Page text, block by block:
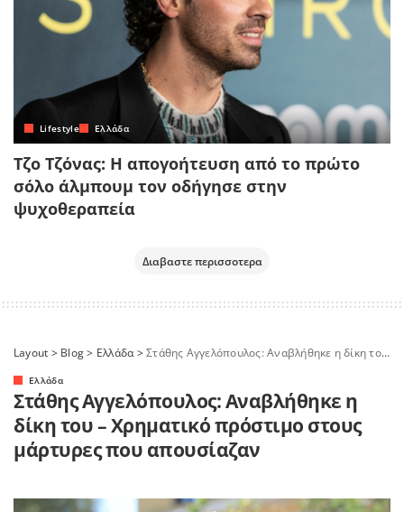
Lifestyle Ελλάδα
Τζο Τζόνας: Η απογοήτευση από το πρώτο
σόλο άλμπουμ τον οδήγησε στην
ψυχοθεραπεία
Διαβαστε περισσοτερα
Layout > Blog> Ελλάδα>Στάθης Αγγελόπουλος: Αναβλήθηκε η δίκη του – Χρηματικό πρόστιμο στους μάρτυρες που απουσίαζαν
Ελλάδα
Στάθης Αγγελόπουλος: Αναβλήθηκε η
δίκη του – Χρηματικό πρόστιμο στους
μάρτυρες που απουσίαζαν